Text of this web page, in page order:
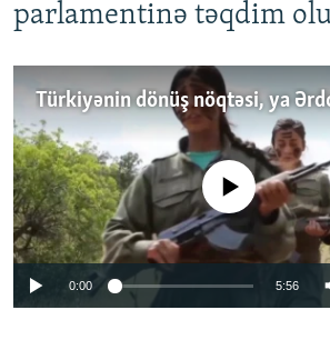
parlamentinə təqdim
No media source currently
0:00 5:56